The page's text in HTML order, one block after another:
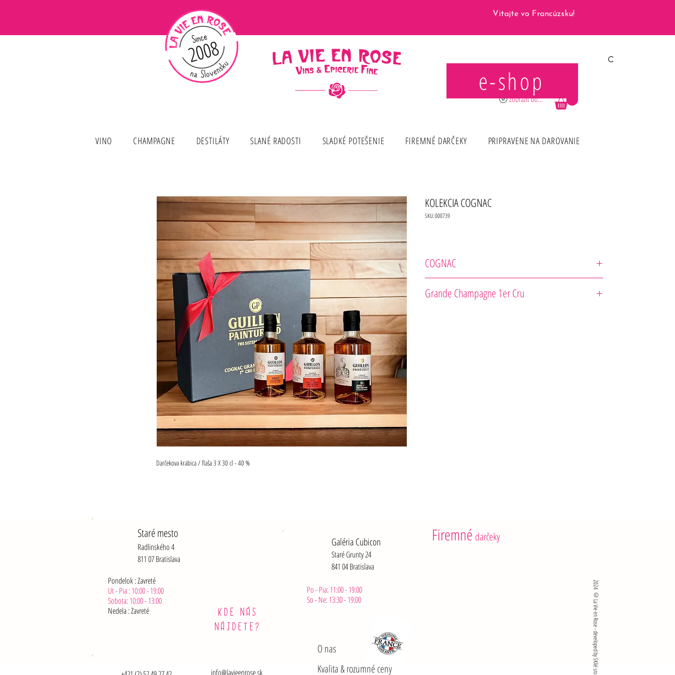
Zobraziť body
Vitajte vo Francúzsku!
e-shop
Darčekova krabica / flaša 3 X 30 cl - 40 %
KOLEKCIA COGNAC
SKU: 000739
COGNAC
Grande Champagne 1er Cru
VINO CHAMPAGNE DESTILÁTY SLANÉ RADOSTI SLADKÉ POTEŠENIE FIREMNÉ DARČEKY PRIPRAVENE NA DAROVANIE
Galéria Cubicon
Staré Grunty 24
841 04 Bratislava
Po - Pia: 11:00 - 19:00
So - Ne: 13:30 - 19:00
KDE NÁS
NÁJDETE?
Firemné darčeky
2024 ©La Vie en Rose - developed by SKlié sro
info@lavieenrose.sk
Staré mesto
Radlinského 4
811 07 Bratislava
Pondelok : Zavreté
Ut - Pia : 10:00 - 19:00
Sobota: 10:00 - 13:00
Nedela :Zavreté
O nas
Kvalita & rozumné ceny